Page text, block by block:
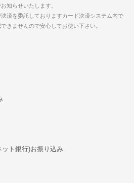
知らせいたします。
済を委託しておりますカード決済システム内で
きませんので安心してお使い下さい。
ト銀行)お振り込み